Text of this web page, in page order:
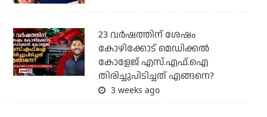
23 വർഷത്തിന് ശേഷം
കോഴിക്കോട് മെഡിക്കൽ
കോളേജ് എസ്.എഫ്.ഐ
തിരിച്ചുപിടിച്ചത് എങ്ങനെ?
3 weeks ago